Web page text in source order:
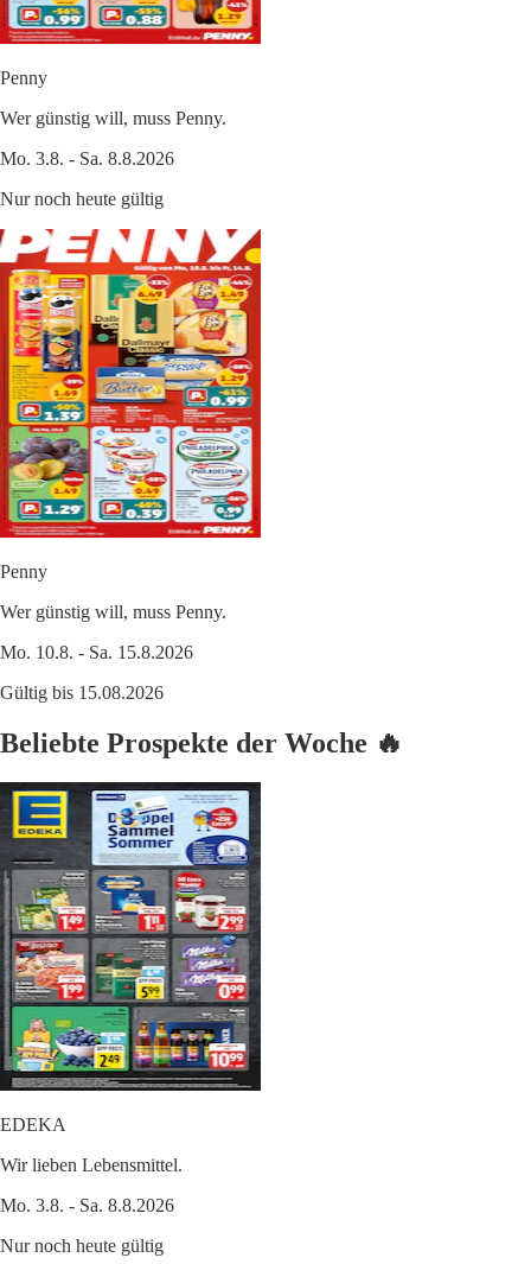
Penny
Wer günstig will, muss Penny.
Mo. 3.8. - Sa. 8.8.2026
Nur noch heute gültig
Penny
Wer günstig will, muss Penny.
Mo. 10.8. - Sa. 15.8.2026
Gültig bis 15.08.2026
Beliebte Prospekte der Woche 🔥
EDEKA
Wir lieben Lebensmittel.
Mo. 3.8. - Sa. 8.8.2026
Nur noch heute gültig